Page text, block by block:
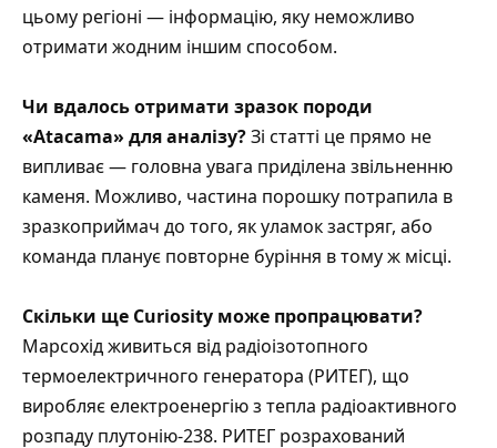
цьому регіоні — інформацію, яку неможливо
отримати жодним іншим способом.
Чи вдалось отримати зразок породи
«Atacama» для аналізу?Зі статті це прямо не
випливає — головна увага приділена звільненню
каменя. Можливо, частина порошку потрапила в
зразкоприймач до того, як уламок застряг, або
команда планує повторне буріння в тому ж місці.
Скільки ще Curiosity може пропрацювати?
Марсохід живиться від радіоізотопного
термоелектричного генератора (РИТЕГ), що
виробляє електроенергію з тепла радіоактивного
розпаду плутонію-238. РИТЕГ розрахований